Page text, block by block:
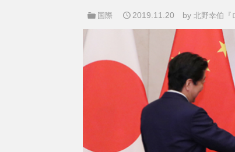
国際 2019.11.20 by北野幸伯『